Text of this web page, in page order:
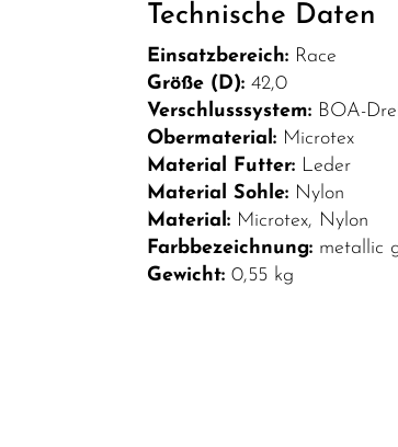
Technische Daten
Einsatzbereich: Race
Größe (D): 42,0
Verschlusssystem: BOA-
Obermaterial: Microtex
Material Futter: Leder
Material Sohle: Nylon
Material: Microtex, Nylon
Farbbezeichnung: metallic
Gewicht: 0,55 kg